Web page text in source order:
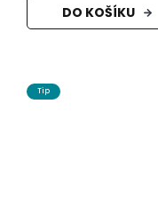
DO KOŠÍKU
Tip